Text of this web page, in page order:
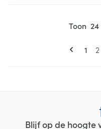
U
1 2
Toon
Blijf op de hoogte